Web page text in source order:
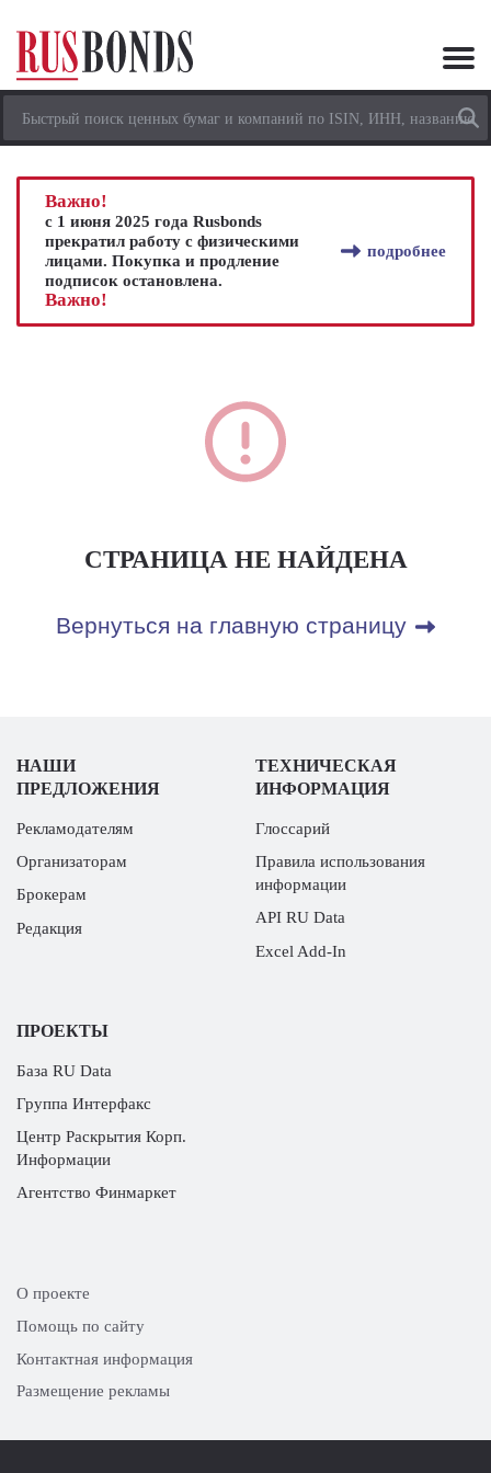
Важно!
с 1 июня 2025 года Rusbonds
прекратил работу с физическими
лицами. Покупка и продление
подписок остановлена.
подробнее
Важно!
СТРАНИЦА НЕ НАЙДЕНА
Вернуться на главную страницу
НАШИ
ПРЕДЛОЖЕНИЯ
Рекламодателям
Организаторам
Брокерам
Редакция
ТЕХНИЧЕСКАЯ
ИНФОРМАЦИЯ
Глоссарий
Правила использования
информации
API RU Data
Excel Add-In
ПРОЕКТЫ
База RU Data
Группа Интерфакс
Центр Раскрытия Корп.
Информации
Агентство Финмаркет
О проекте
Помощь по сайту
Контактная информация
Размещение рекламы